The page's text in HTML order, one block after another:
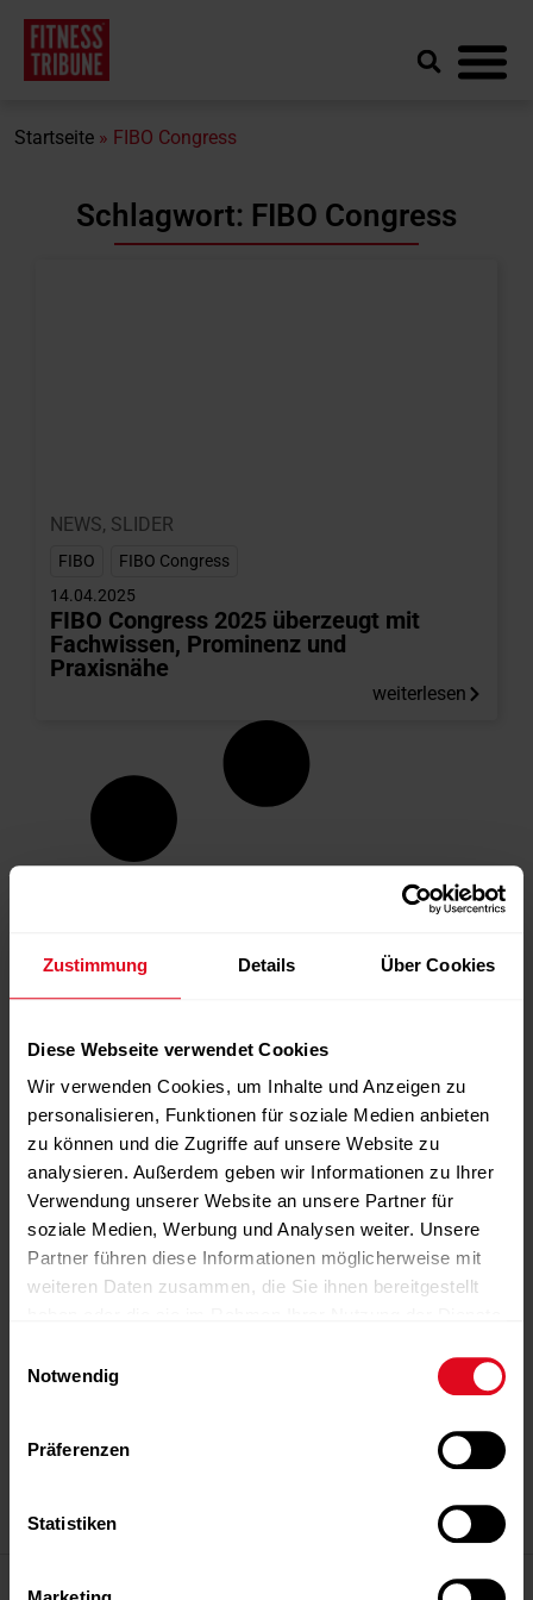
Zustimmung Details Über Cookies
Diese Webseite verwendet Cookies
Wir verwenden Cookies, um Inhalte und Anzeigen zu
personalisieren, Funktionen für soziale Medien anbieten
zu können und die Zugriffe auf unsere Website zu
analysieren. Außerdem geben wir Informationen zu Ihrer
Verwendung unserer Website an unsere Partner für
soziale Medien, Werbung und Analysen weiter. Unsere
Partner führen diese Informationen möglicherweise mit
weiteren Daten zusammen, die Sie ihnen bereitgestellt
Notwendig
Präferenzen
Statistiken
Startseite » FIBO Congress
Schlagwort: FIBO Congress
NEWS, SLIDER
FIBO
FIBO Congress
14.04.2025
FIBO Congress 2025 überzeugt mit
Fachwissen, Prominenz und
Praxisnähe
weiterlesen
-Anzeige- -Anzeige-
-Anzeige-